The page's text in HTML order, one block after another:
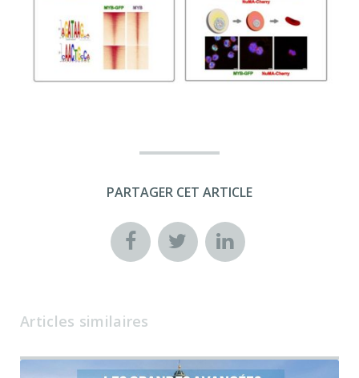
PARTAGER CET ARTICLE
Articles similaires